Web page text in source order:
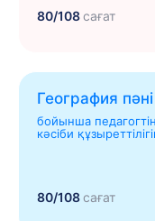
80/108сағат
География пәні
бойынша
кәсіби
80/108сағат